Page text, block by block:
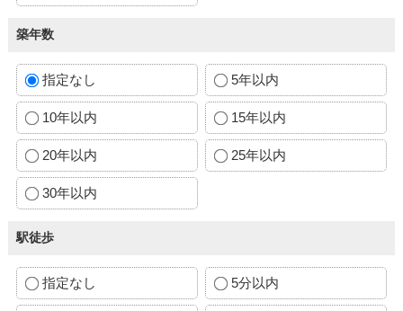
築年数
指定なし 5年以内
10年以内 15年以内
20年以内 25年以内
30年以内
駅徒歩
指定なし 5分以内